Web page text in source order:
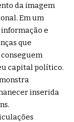
da imagem
Em um
e
que
capital político.
inserida